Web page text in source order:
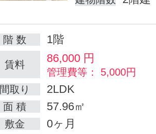
階 数 1階
賃料 86,000 円
管理費等： 5,000円
間取り
2LDK
面 積 57.96㎡
敷金 0ヶ月